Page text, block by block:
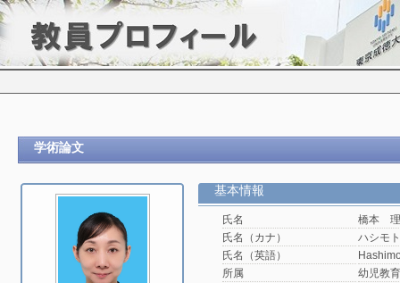
学術論文
基本情報
氏名
橋本
氏名（カナ）
ハシモ
氏名（英語）
所属
幼児教